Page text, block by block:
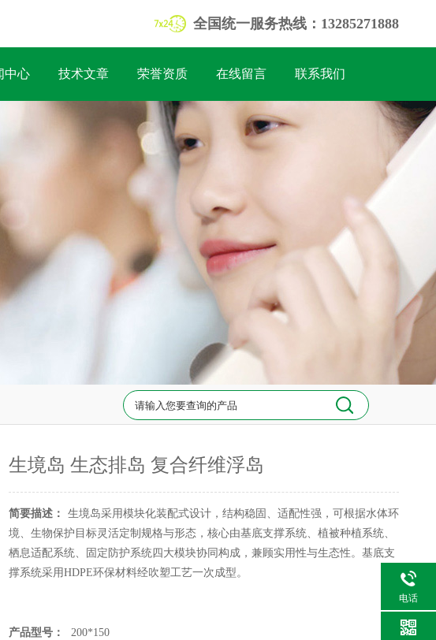
全国统一服务热线：13285271888
中心 技术文章 荣誉资质 在线留言 联系我们
生境岛 生态排岛 复合纤维浮岛
简要描述：
生境岛采用模块化装配式设计，结构稳固、适配性强，可根据水体环
境、生物保护目标灵活定制规格与形态，核心由基底支撑系统、植被种植系统、
栖息适配系统、固定防护系统四大模块协同构成，兼顾实用性与生态性。基底支
撑系统采用HDPE环保材料经吹塑工艺一次成型。
产品型号：
200*150
电话